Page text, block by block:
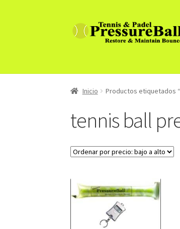
Ir
Ir
al
Inicio Productos etiquetados
tennis ball